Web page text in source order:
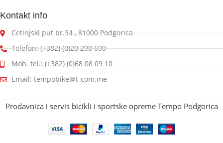
Kontakt info
Cetinjski put br.34 , 81000 Podgorica
Telefon: (+382) (0)20 290 690
Mob. tel.: (+382) (0)68 08 09 10
Email: tempobike@t-com.me
Prodavnica i servis bicikli i sportske opreme Tempo Podgorica